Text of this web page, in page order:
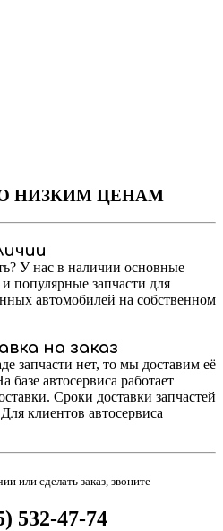
НИЗКИМ ЦЕНАМ
У нас в наличии основные
популярные запчасти для
автомобилей на собственном
на заказ
запчасти нет, то мы доставим её
базе автосервиса работает
Сроки доставки запчастей
клиентов автосервиса
или сделать заказ, звоните
532-47-74